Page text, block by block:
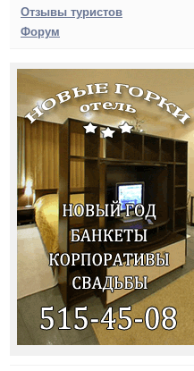
Отзывы туристов
Форум